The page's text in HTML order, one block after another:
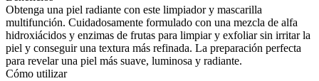
Obtenga una piel radiante con este limpiador y mascarilla
multifunción. Cuidadosamente formulado con una mezcla de alfa
hidroxiácidos y enzimas de frutas para limpiar y exfoliar sin irritar la
piel y conseguir una textura más refinada. La preparación perfecta
para revelar una piel más suave, luminosa y radiante.
Cómo utilizar